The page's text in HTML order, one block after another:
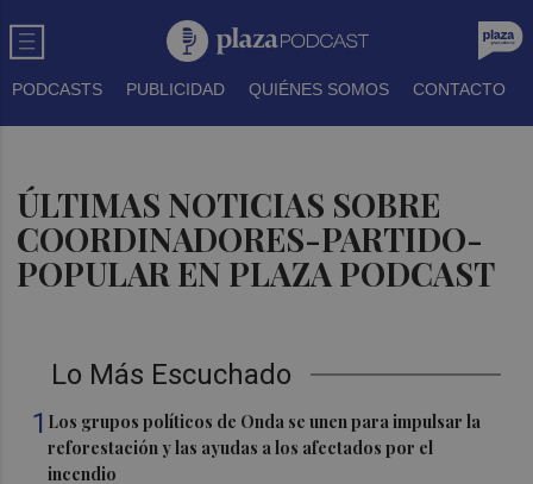
PODCASTS PUBLICIDAD QUIÉNES SOMOS CONTACTO
ÚLTIMAS NOTICIAS SOBRE
COORDINADORES-PARTIDO-
POPULAR EN PLAZA PODCAST
Lo Más Escuchado
1 Los grupos políticos de Onda se unen para impulsar la
reforestación y las ayudas a los afectados por el
incendio